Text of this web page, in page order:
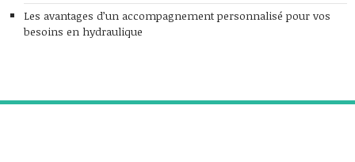
Les avantages d’un accompagnement personnalisé pour vos
besoins en hydraulique